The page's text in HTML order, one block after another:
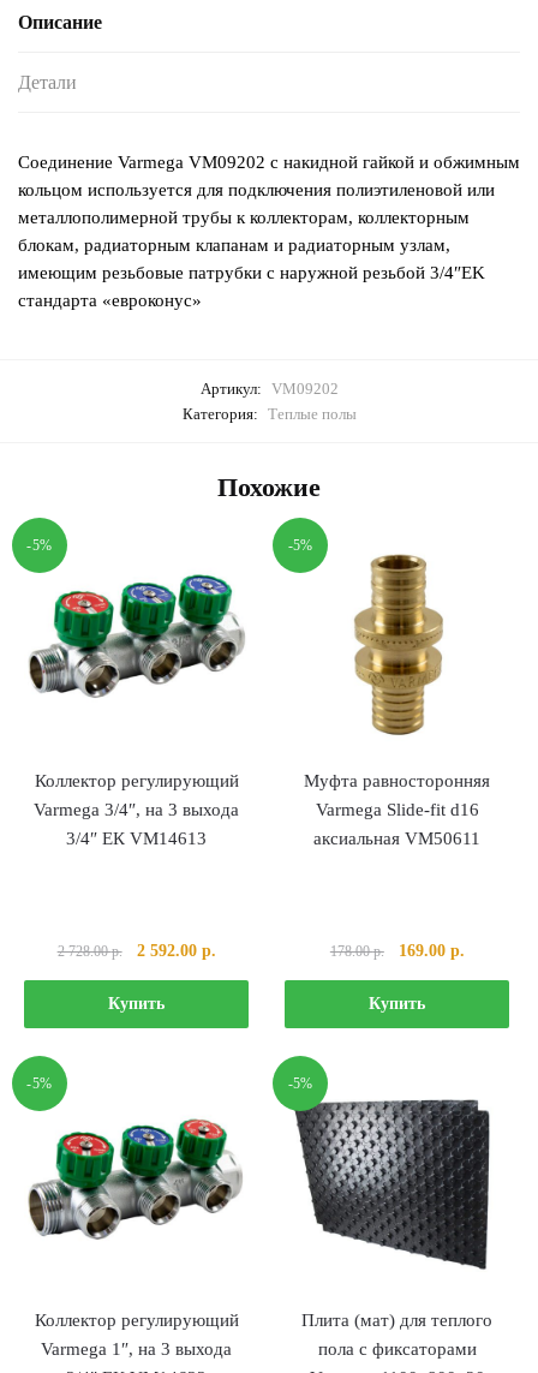
Описание
Детали
Соединение Varmega VM09202 с накидной гайкой и обжимным
кольцом используется для подключения полиэтиленовой или
металлополимерной трубы к коллекторам, коллекторным
блокам, радиаторным клапанам и радиаторным узлам,
имеющим резьбовые патрубки с наружной резьбой 3/4″EK
стандарта «евроконус»
Артикул: VM09202
Категория: Теплые полы
Похожие
-5%
Коллектор регулирующий
Varmega 3/4″, на 3 выхода
3/4″ ЕК VM14613
2 728.00р.
Первоначальная
цена
составляла
2
2 592.00 р.Текущая
цена:
592.00 р..
Купить
-5%
Муфта равносторонняя
Varmega Slide-fit d16
аксиальная VM50611
178.00р.
Первоначальная
цена
составляла
178.00 р..
169.00 р.Текущая
цена:
Купить
-5%
Коллектор регулирующий
Varmega 1″, на 3 выхода
-5%
Плита (мат) для теплого
пола с фиксаторами